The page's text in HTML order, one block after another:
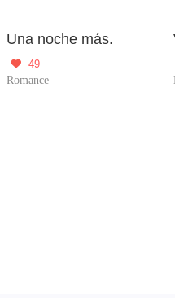
Una noche más.

49
Romance